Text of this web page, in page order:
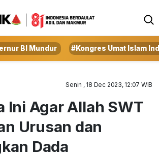
BI Mundur #Kongres Umat Islam
Senin , 18 Dec 2023, 12:07 WIB
Ini Agar Allah SWT
Urusan dan
Dada